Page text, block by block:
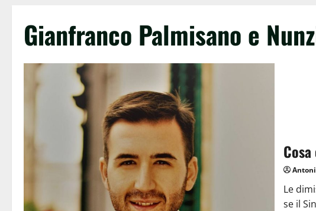
Gianfranco Palmisano e
Le
se il